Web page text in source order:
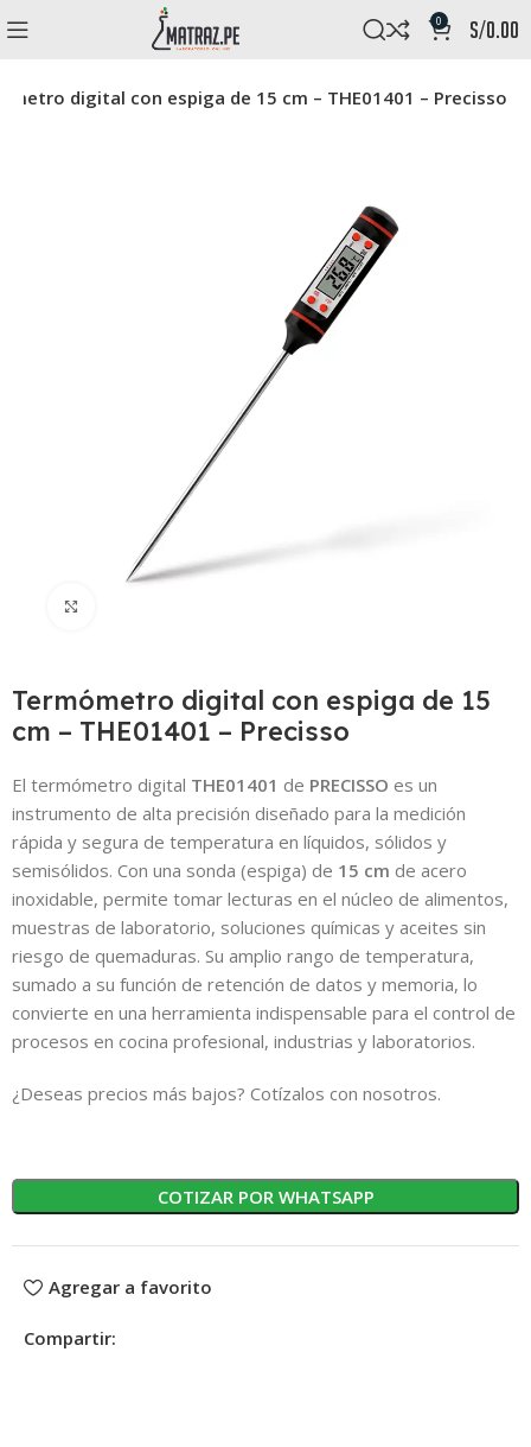
0 s/0.00
digital con espiga de 15 cm – THE01401 – Precisso
Termómetro digital con espiga de 15
cm – THE01401 – Precisso
El termómetro digital THE01401 de PRECISSO es un
instrumento de alta precisión diseñado para la medición
rápida y segura de temperatura en líquidos, sólidos y
semisólidos. Con una sonda (espiga) de 15 cm de acero
inoxidable, permite tomar lecturas en el núcleo de alimentos,
muestras de laboratorio, soluciones químicas y aceites sin
riesgo de quemaduras. Su amplio rango de temperatura,
sumado a su función de retención de datos y memoria, lo
convierte en una herramienta indispensable para el control de
procesos en cocina profesional, industrias y laboratorios.
¿Deseas precios más bajos? Cotízalos con nosotros.
COTIZAR POR WHATSAPP
Agregar a favorito
Compartir: